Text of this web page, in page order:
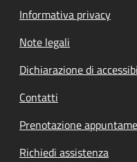
Informativa privacy
Note legali
Dichiarazione di
Contatti
Prenotazione
Richiedi assistenza